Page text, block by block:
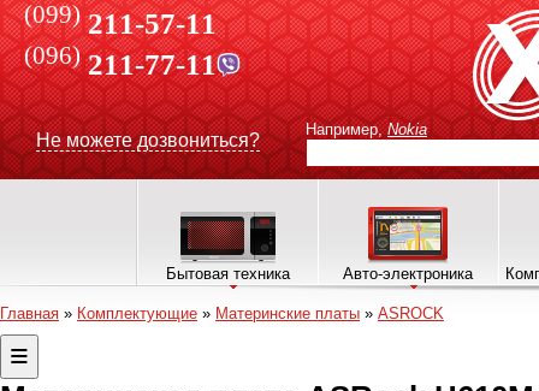
(099) 211-57-11
(096)211-77-11
Не можете дозвониться?
Например, Nokia
Бытовая техника Авто-электроника
Главная » Комплектующие » Материнские платы » ASROCK